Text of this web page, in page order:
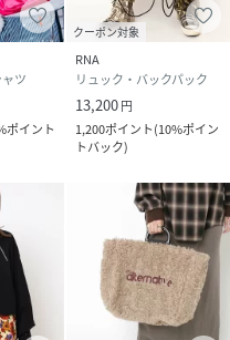
ツ
ポイント
クーポン対象
RNA
リュック・バックパック
13,200円
1,200ポイント(10%ポイン
トバック)